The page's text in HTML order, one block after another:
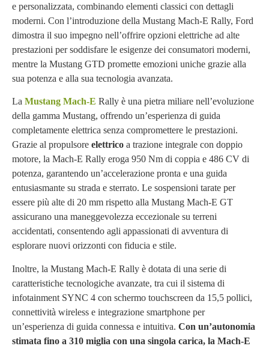
e personalizzata, combinando elementi classici con dettagli
moderni. Con l’introduzione della Mustang Mach-E Rally, Ford
dimostra il suo impegno nell’offrire opzioni elettriche ad alte
prestazioni per soddisfare le esigenze dei consumatori moderni,
mentre la Mustang GTD promette emozioni uniche grazie alla
sua potenza e alla sua tecnologia avanzata.
La Mustang Mach-E Rally è una pietra miliare nell’evoluzione
della gamma Mustang, offrendo un’esperienza di guida
completamente elettrica senza compromettere le prestazioni.
Grazie al propulsore elettrico a trazione integrale con doppio
motore, la Mach-E Rally eroga 950 Nm di coppia e 486 CV di
potenza, garantendo un’accelerazione pronta e una guida
entusiasmante su strada e sterrato. Le sospensioni tarate per
essere più alte di 20 mm rispetto alla Mustang Mach-E GT
assicurano una maneggevolezza eccezionale su terreni
accidentati, consentendo agli appassionati di avventura di
esplorare nuovi orizzonti con fiducia e stile.
Inoltre, la Mustang Mach-E Rally è dotata di una serie di
caratteristiche tecnologiche avanzate, tra cui il sistema di
infotainment SYNC 4 con schermo touchscreen da 15,5 pollici,
connettività wireless e integrazione smartphone per
un’esperienza di guida connessa e intuitiva. Con un’autonomia
stimata fino a 310 miglia con una singola carica, la Mach-E